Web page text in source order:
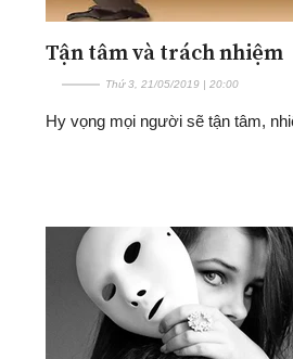
Tận tâm và trách nhiệm
Thứ 3, 21/05/2019 | 20:00
Hy vọng mọi người sẽ tận tâm,